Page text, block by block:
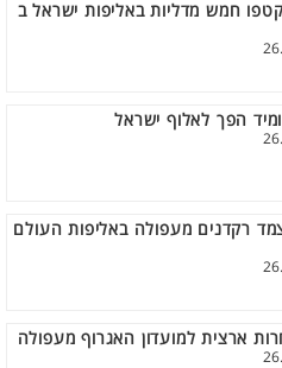
חמש מדליות באליפות ישראל ב
הפך לאלוף ישראל
רקדנים מעפולה באליפות העולם